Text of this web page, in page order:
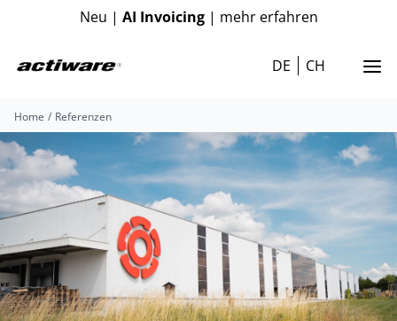
Neu | AI Invoicing| mehr erfahren
DE CH
Home Referenzen